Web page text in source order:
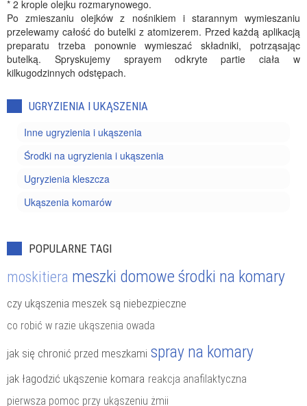
* 2 krople olejku rozmarynowego.
Po zmieszaniu olejków z nośnikiem i starannym wymieszaniu
przelewamy całość do butelki z atomizerem. Przed każdą aplikacją
preparatu trzeba ponownie wymieszać składniki, potrząsając
butelką. Spryskujemy sprayem odkryte partie ciała w
kilkugodzinnych odstępach.
UGRYZIENIA I UKĄSZENIA
Inne ugryzienia i ukąszenia
Środki na ugryzienia i ukąszenia
Ugryzienia kleszcza
Ukąszenia komarów
POPULARNE TAGI
moskitiera meszki domowe środki na komary
czy ukąszenia meszek są niebezpieczne
co robić w razie ukąszenia owada
jak się chronić przed meszkami spray na komary
jak łagodzić ukąszenie komara reakcja anafilaktyczna
pierwsza pomoc przy ukąszeniu żmii